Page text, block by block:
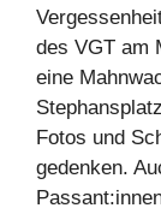
des VGT am
eine
Fotos und
gedenken.